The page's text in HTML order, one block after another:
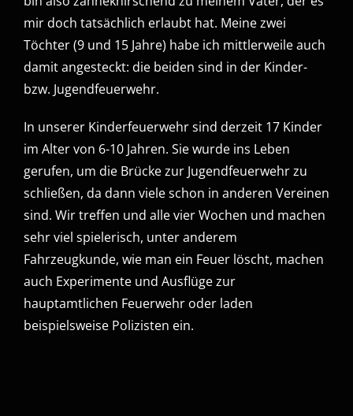
mir doch tatsächlich erlaubt hat. Meine zwei
Töchter (9 und 15 Jahre) habe ich mittlerweile auch
damit angesteckt: die beiden sind in der Kinder-
bzw. Jugendfeuerwehr.
In unserer Kinderfeuerwehr sind derzeit 17 Kinder
im Alter von 6-10 Jahren. Sie wurde ins Leben
gerufen, um die Brücke zur Jugendfeuerwehr zu
schließen, da dann viele schon in anderen Vereinen
sind. Wir treffen und alle vier Wochen und machen
sehr viel spielerisch, unter anderem
Fahrzeugkunde, wie man ein Feuer löscht, machen
auch Experimente und Ausflüge zur
hauptamtlichen Feuerwehr oder laden
beispielsweise Polizisten ein.